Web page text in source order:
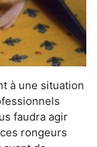
à une situation
faudra agir
rongeurs